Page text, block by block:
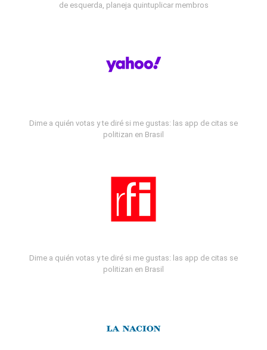
de esquerda, planeja quintuplicar membros
Dime a quién votas y te diré si me gustas: las app de citas se
politizan en Brasil
Dime a quién votas y te diré si me gustas: las app de citas se
politizan en Brasil